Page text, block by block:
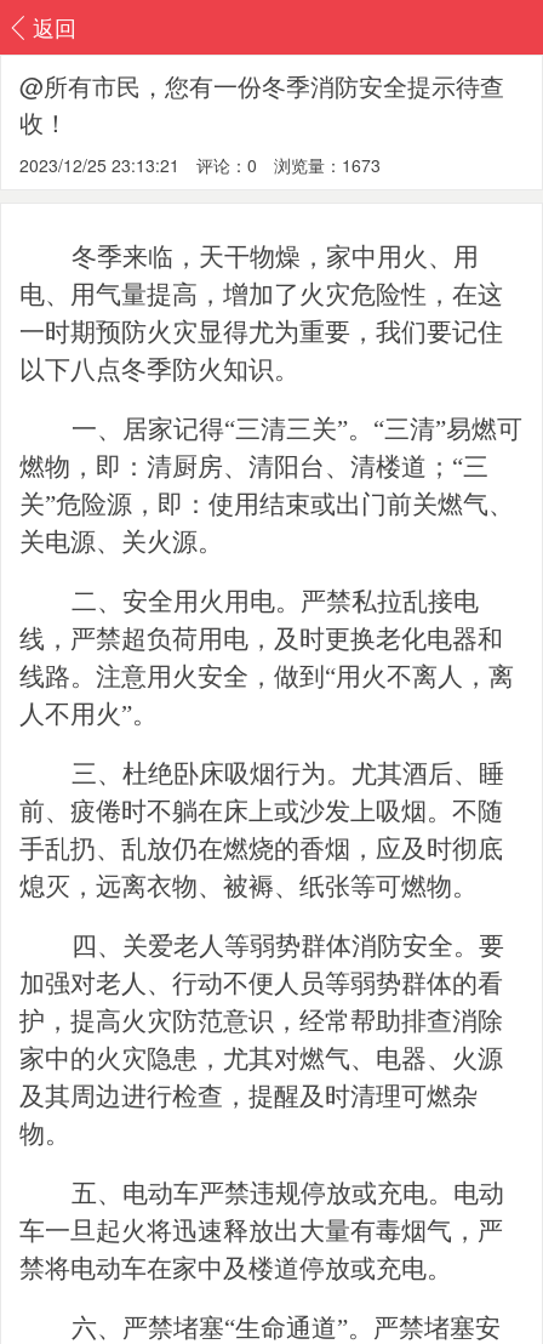
返回
@所有市民，您有一份冬季消防安全提示待查
收！
2023/12/25 23:13:21 评论：0 浏览量：1673
冬季来临，天干物燥，家中用火、用
电、用气量提高，增加了火灾危险性，在这
一时期预防火灾显得尤为重要，我们要记住
以下八点冬季防火知识。
一、居家记得“三清三关”。“三清”易燃可
燃物，即：清厨房、清阳台、清楼道；“三
关”危险源，即：使用结束或出门前关燃气、
关电源、关火源。
二、安全用火用电。严禁私拉乱接电
线，严禁超负荷用电，及时更换老化电器和
线路。注意用火安全，做到 “用火不离人，离
人不用火”。
三、杜绝卧床吸烟行为。尤其酒后、睡
前、疲倦时不躺在床上或沙发上吸烟。不随
手乱扔、乱放仍在燃烧的香烟，应及时彻底
熄灭，远离衣物、被褥、纸张等可燃物。
四、关爱老人等弱势群体消防安全。要
加强对老人、行动不便人员等弱势群体的看
护，提高火灾防范意识，经常帮助排查消除
家中的火灾隐患，尤其对燃气、电器、火源
及其周边进行检查，提醒及时清理可燃杂
物。
五、电动车严禁违规停放或充电。电动
车一旦起火将迅速释放出大量有毒烟气，严
禁将电动车在家中及楼道停放或充电。
六、严禁堵塞“生命通道”。严禁堵塞安